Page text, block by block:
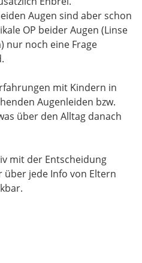
Augen sind aber schon
OP beider Augen (Linse
nur noch eine Frage
mit Kindern in
Augenleiden bzw.
über den Alltag danach
mit der Entscheidung
über jede Info von Eltern